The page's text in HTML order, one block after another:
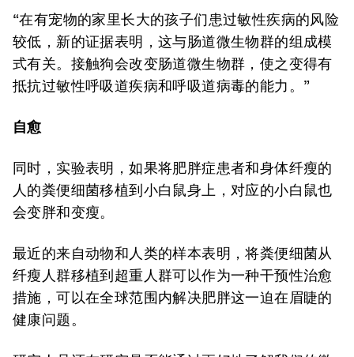
“在有宠物的家里长大的孩子们患过敏性疾病的风险
较低，新的证据表明，这与肠道微生物群的组成模
式有关。接触狗会改变肠道微生物群，使之变得有
抵抗过敏性呼吸道疾病和呼吸道病毒的能力。”
自愈
同时，实验表明，如果将肥胖症患者和身体纤瘦的
人的粪便细菌移植到小白鼠身上，对应的小白鼠也
会变胖和变瘦。
最近的来自动物和人类的样本表明，将粪便细菌从
纤瘦人群移植到超重人群可以作为一种干预性治愈
措施，可以在全球范围内解决肥胖这一迫在眉睫的
健康问题。